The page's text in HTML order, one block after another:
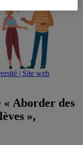
| Site web
Aborder des
»,